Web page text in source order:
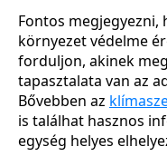
Fontos megjegyezni,
környezet védelme
forduljon, akinek
tapasztalata van az
Bővebben az
is találhat hasznos
egység helyes